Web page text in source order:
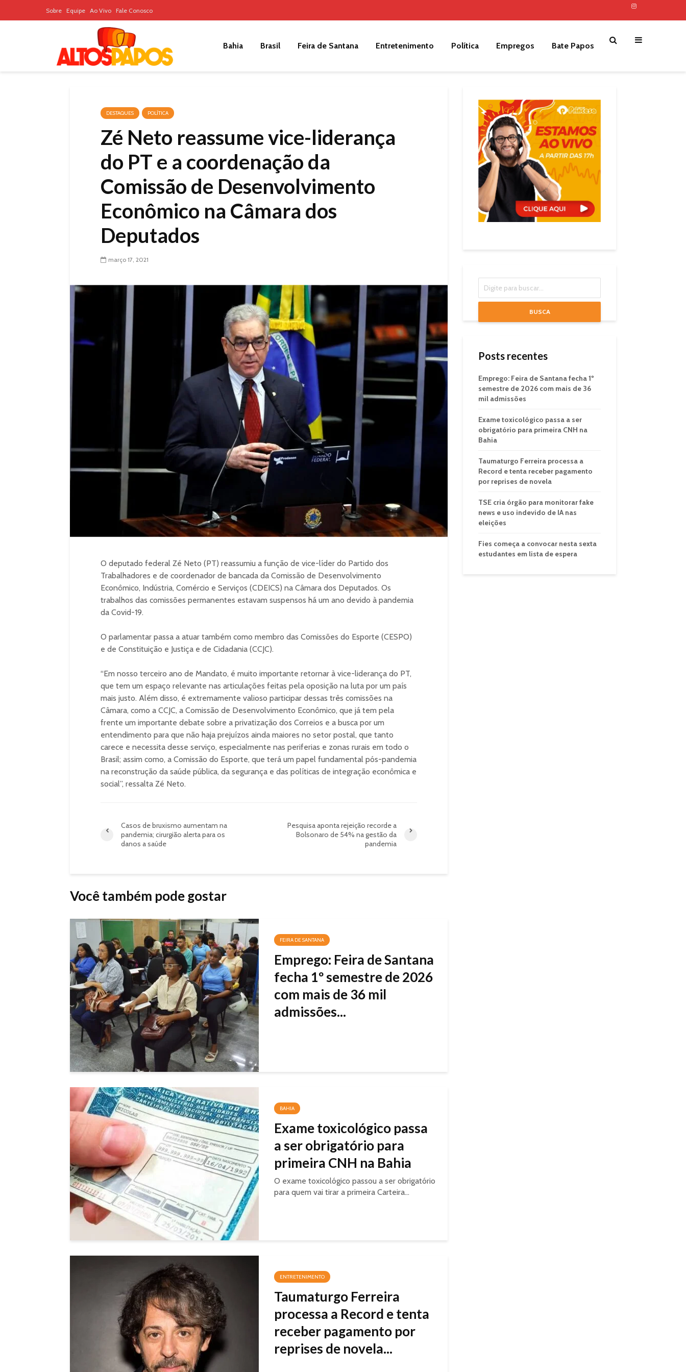
Sobre Equipe Ao Vivo Fale Conosco
Bahia Brasil Feira de Santana Entretenimento Política Empregos Bate Papos
DESTAQUES POLÍTICA
Zé Neto reassume vice-liderança
do PT e a coordenação da
Comissão de Desenvolvimento
Econômico na Câmara dos
Deputados
março 17, 2021
O deputado federal Zé Neto (PT) reassumiu a função de vice-líder do Partido dos
Trabalhadores e de coordenador de bancada da Comissão de Desenvolvimento
Econômico, Indústria, Comércio e Serviços (CDEICS) na Câmara dos Deputados. Os
trabalhos das comissões permanentes estavam suspensos há um ano devido à pandemia
da Covid-19.
O parlamentar passa a atuar também como membro das Comissões do Esporte (CESPO)
e de Constituição e Justiça e de Cidadania (CCJC).
“Em nosso terceiro ano de Mandato, é muito importante retornar à vice-liderança do PT,
que tem um espaço relevante nas articulações feitas pela oposição na luta por um país
mais justo. Além disso, é extremamente valioso participar dessas três comissões na
Câmara, como a CCJC, a Comissão de Desenvolvimento Econômico, que já tem pela
frente um importante debate sobre a privatização dos Correios e a busca por um
entendimento para que não haja prejuízos ainda maiores no setor postal, que tanto
carece e necessita desse serviço, especialmente nas periferias e zonas rurais em todo o
Brasil; assim como, a Comissão do Esporte, que terá um papel fundamental pós-pandemia
na reconstrução da saúde pública, da segurança e das políticas de integração econômica e
social”, ressalta Zé Neto.
Casos de bruxismo aumentam na
pandemia; cirurgião alerta para os
danos a saúde
Pesquisa aponta rejeição recorde a
Bolsonaro de 54% na gestão da
pandemia
Você também pode gostar
FEIRA DE SANTANA
Emprego: Feira de Santana
fecha 1º semestre de 2026
com mais de 36 mil
admissões...
BAHIA
Exame toxicológico passa
a ser obrigatório para
primeira CNH na Bahia
O exame toxicológico passou a ser obrigatório
para quem vai tirar a primeira Carteira...
ENTRETENIMENTO
Taumaturgo Ferreira
processa a Record e tenta
receber pagamento por
reprises de novela...
BUSCA
Posts recentes
Emprego: Feira de Santana fecha 1º
semestre de 2026 com mais de 36
mil admissões
Exame toxicológico passa a ser
obrigatório para primeira CNH na
Bahia
Taumaturgo Ferreira processa a
Record e tenta receber pagamento
por reprises de novela
TSE cria órgão para monitorar fake
news e uso indevido de IA nas
eleições
Fies começa a convocar nesta sexta
estudantes em lista de espera